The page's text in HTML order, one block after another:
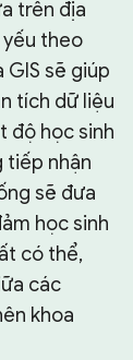
trên địa
yếu theo
sẽ giúp
tích dữ liệu
độ học sinh
tiếp nhận
sẽ đưa
học sinh
có thể,
các
khoa